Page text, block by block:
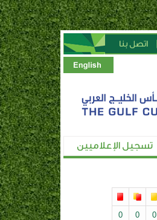
تسجيل الإعلاميين
0
0
0